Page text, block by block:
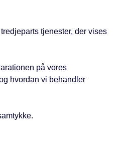
tjenester, der vises
på vores
hvordan vi behandler